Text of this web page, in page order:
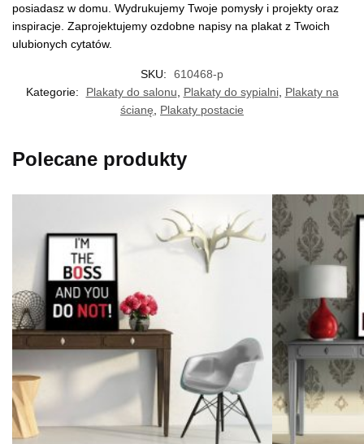
posiadasz w domu. Wydrukujemy Twoje pomysły i projekty oraz
inspiracje. Zaprojektujemy ozdobne napisy na plakat z Twoich
ulubionych cytatów.
SKU:
610468-p
Kategorie:
Plakaty do salonu Plakaty do sypialni, Plakaty na
ścianę
Plakaty postacie
Polecane produkty